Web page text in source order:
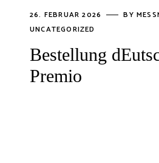
No products in the cart.
26. FEBRUAR 2026 BY
UNCATEGORIZED
Bestellung
Premio